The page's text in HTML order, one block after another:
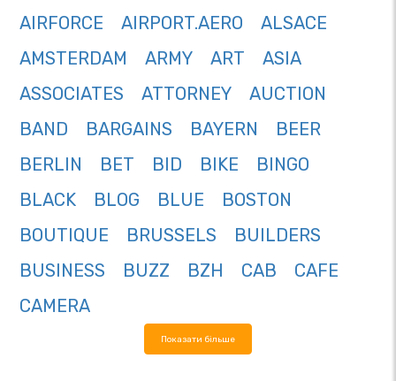
AIRFORCE
AIRPORT.AERO
ALSACE
AMSTERDAM
ARMY ART
ASIA
ASSOCIATES
ATTORNEY
AUCTION
BAND
BARGAINS BAYERN
BEER
BERLIN
BET BID BIKE
BINGO
BLACK
BLOG BLUE
BOSTON
BOUTIQUE
BRUSSELS
BUILDERS
BUSINESS
BUZZ BZH CAB
CAFE
CAMERA
Показати більше